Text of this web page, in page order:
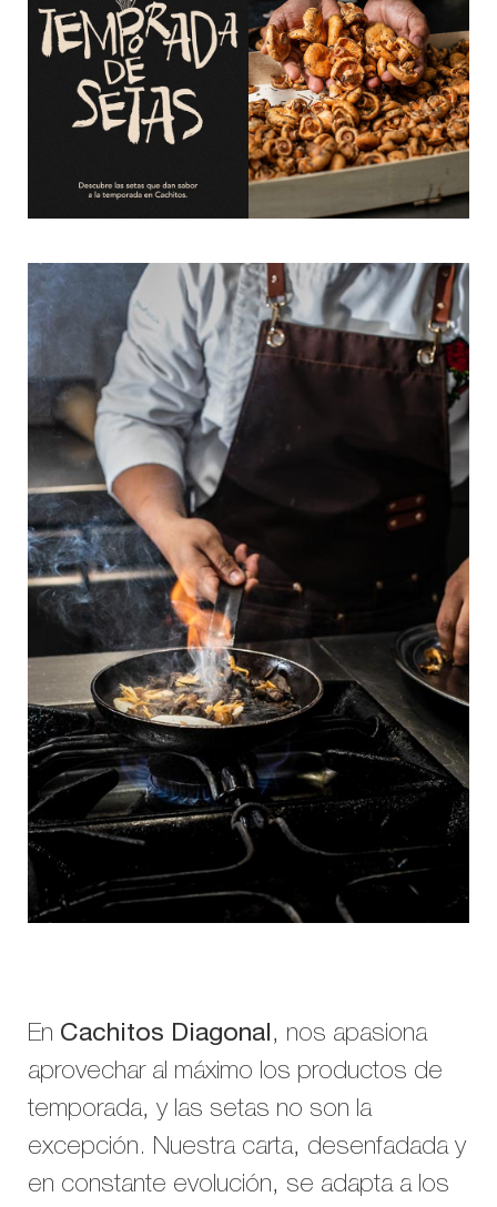
En Cachitos Diagonal, nos apasiona
aprovechar al máximo los productos de
temporada, y las setas no son la
excepción. Nuestra carta, desenfadada y
en constante evolución, se adapta a los